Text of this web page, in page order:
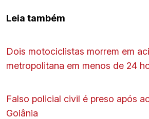
Leia também
Dois motociclistas morrem em
metropolitana em menos de 24
Falso policial civil é preso após
Goiânia